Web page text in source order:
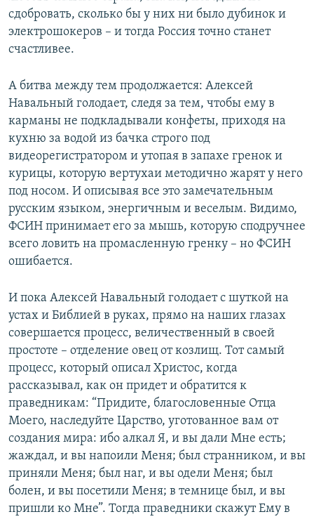
сдобровать, сколько бы у них ни было дубинок и
электрошокеров – и тогда Россия точно станет
счастливее.
А битва между тем продолжается: Алексей
Навальный голодает, следя за тем, чтобы ему в
карманы не подкладывали конфеты, приходя на
кухню за водой из бачка строго под
видеорегистратором и утопая в запахе гренок и
курицы, которую вертухаи методично жарят у него
под носом. И описывая все это замечательным
русским языком, энергичным и веселым. Видимо,
ФСИН принимает его за мышь, которую сподручнее
всего ловить на промасленную гренку – но ФСИН
ошибается.
И пока Алексей Навальный голодает с шуткой на
устах и Библией в руках, прямо на наших глазах
совершается процесс, величественный в своей
простоте – отделение овец от козлищ. Тот самый
процесс, который описал Христос, когда
рассказывал, как он придет и обратится к
праведникам: “Придите, благословенные Отца
Моего, наследуйте Царство, уготованное вам от
создания мира: ибо алкал Я, и вы дали Мне есть;
жаждал, и вы напоили Меня; был странником, и вы
приняли Меня; был наг, и вы одели Меня; был
болен, и вы посетили Меня; в темнице был, и вы
пришли ко Мне”. Тогда праведники скажут Ему в